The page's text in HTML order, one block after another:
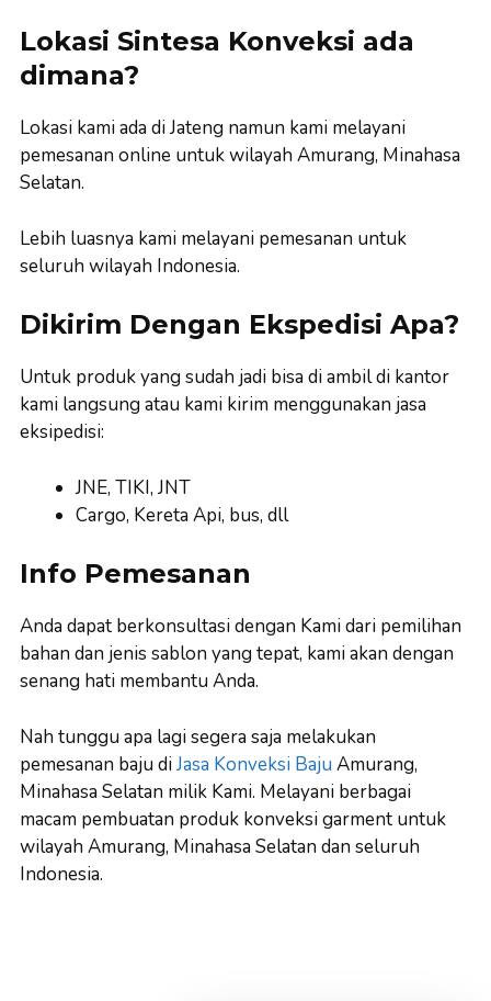
Lokasi Sintesa Konveksi ada
dimana?
Lokasi kami ada di Jateng namun kami melayani
pemesanan online untuk wilayah Amurang, Minahasa
Selatan.
Lebih luasnya kami melayani pemesanan untuk
seluruh wilayah Indonesia.
Dikirim Dengan Ekspedisi Apa?
Untuk produk yang sudah jadi bisa di ambil di kantor
kami langsung atau kami kirim menggunakan jasa
eksipedisi:
JNE, TIKI, JNT
Cargo, Kereta Api, bus, dll
Info Pemesanan
Anda dapat berkonsultasi dengan Kami dari pemilihan
bahan dan jenis sablon yang tepat, kami akan dengan
senang hati membantu Anda.
Nah tunggu apa lagi segera saja melakukan
pemesanan baju diJasa Konveksi Baju Amurang,
Minahasa Selatan milik Kami. Melayani berbagai
macam pembuatan produk konveksi garment untuk
wilayah Amurang, Minahasa Selatan dan seluruh
Indonesia.